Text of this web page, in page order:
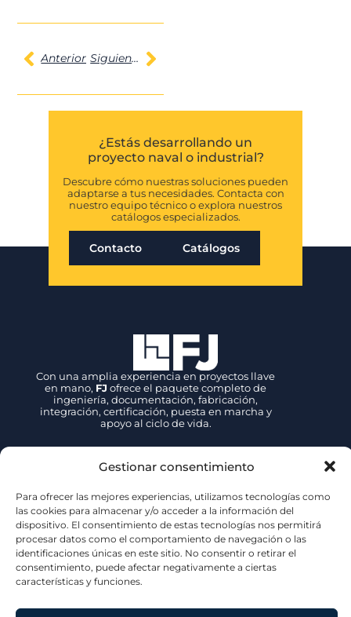
Gestionar consentimiento
Para ofrecer las mejores experiencias, utilizamos tecnologías como
las cookies para almacenar y/o acceder a la información del
dispositivo. El consentimiento de estas tecnologías nos permitirá
procesar datos como el comportamiento de navegación o las
identificaciones únicas en este sitio. No consentir o retirar el
consentimiento, puede afectar negativamente a ciertas
características y funciones.
Anterior Siguiente
suministrando válvulas
control integrados para
las nuevas fragatas de
la Armada Española,
garantizando fiabilidad
y cumplimiento
técnico.
LEER MÁS »
FJ
Programa
Escotillón IV |
Sistema de
válvulas
motorizadas y
control
integrado
FJ participa en el
Programa Escotillón IV
desarrollado por
ASMAR Talcahuano
para la Armada Chilena,
suministrando válvulas
motorizadas, sistema
dos buques